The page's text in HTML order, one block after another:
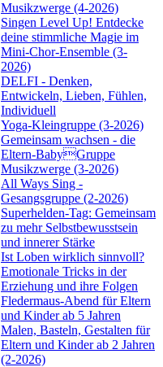
Musikzwerge (4-2026)
Singen Level Up! Entdecke
deine stimmliche Magie im
Mini-Chor-Ensemble (3-
2026)
DELFI - Denken,
Entwickeln, Lieben, Fühlen,
Individuell
Yoga-Kleingruppe (3-2026)
Gemeinsam wachsen - die
Eltern-BabyGruppe
Musikzwerge (3-2026)
All Ways Sing -
Gesangsgruppe (2-2026)
Superhelden-Tag: Gemeinsam
zu mehr Selbstbewusstsein
und innerer Stärke
Ist Loben wirklich sinnvoll?
Emotionale Tricks in der
Erziehung und ihre Folgen
Fledermaus-Abend für Eltern
und Kinder ab 5 Jahren
Malen, Basteln, Gestalten für
Eltern und Kinder ab 2 Jahren
(2-2026)